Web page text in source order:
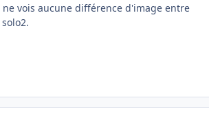
vois aucune différence d'image entre